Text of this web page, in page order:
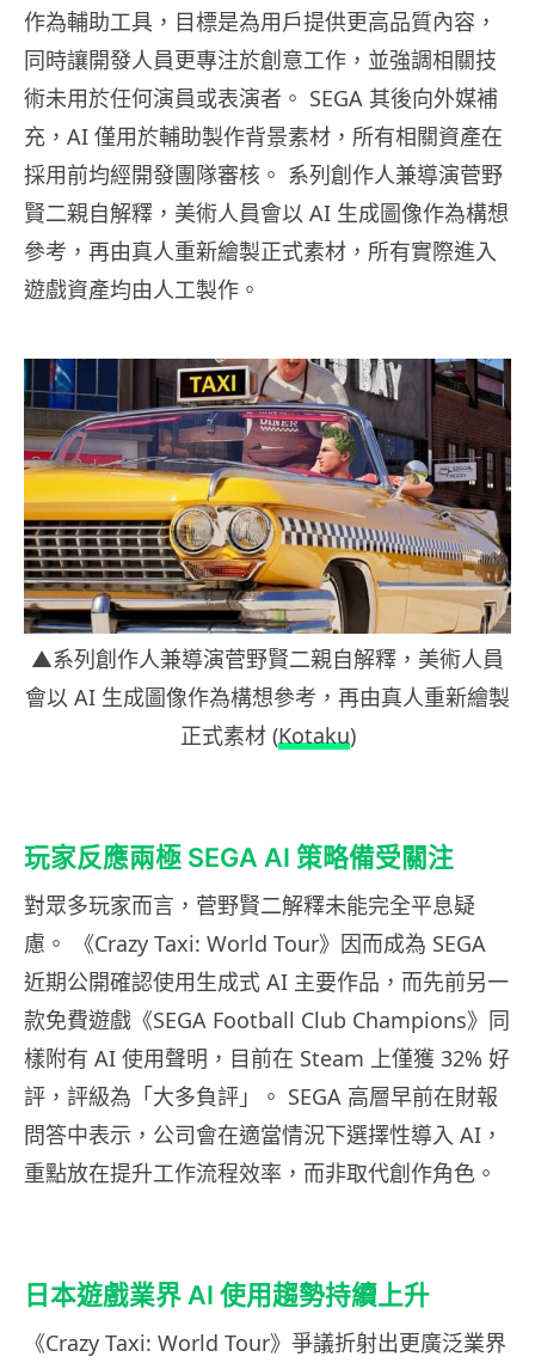
作為輔助工具，目標是為用戶提供更高品質內容，
同時讓開發人員更專注於創意工作，並強調相關技
術未用於任何演員或表演者。 SEGA 其後向外媒補
充，AI 僅用於輔助製作背景素材，所有相關資產在
採用前均經開發團隊審核。 系列創作人兼導演菅野
賢二親自解釋，美術人員會以 AI 生成圖像作為構想
參考，再由真人重新繪製正式素材，所有實際進入
遊戲資產均由人工製作。
▲系列創作人兼導演菅野賢二親自解釋，美術人員
會以 AI 生成圖像作為構想參考，再由真人重新繪製
正式素材 (Kotaku)
玩家反應兩極 SEGA AI 策略備受關注
對眾多玩家而言，菅野賢二解釋未能完全平息疑
慮。 《Crazy Taxi: World Tour》因而成為 SEGA
近期公開確認使用生成式 AI 主要作品，而先前另一
款免費遊戲《SEGA Football Club Champions》同
樣附有 AI 使用聲明，目前在 Steam 上僅獲 32% 好
評，評級為「大多負評」。 SEGA 高層早前在財報
問答中表示，公司會在適當情況下選擇性導入 AI，
重點放在提升工作流程效率，而非取代創作角色。
日本遊戲業界 AI 使用趨勢持續上升
《Crazy Taxi: World Tour》爭議折射出更廣泛業界